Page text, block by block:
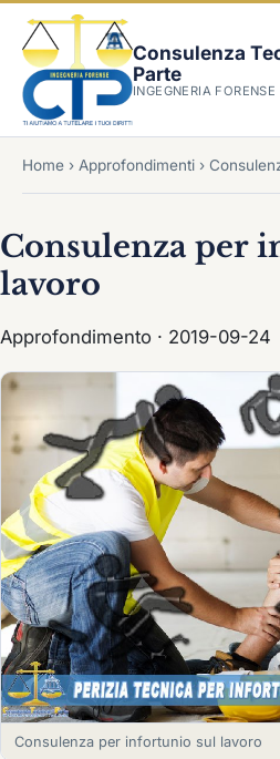
Consulenza
Parte
INGEGNERIA FORENSE
Home › Approfondimenti ›
Consulenza per
lavoro
Approfondimento · 2019-09-24
Consulenza per infortunio sul lavoro